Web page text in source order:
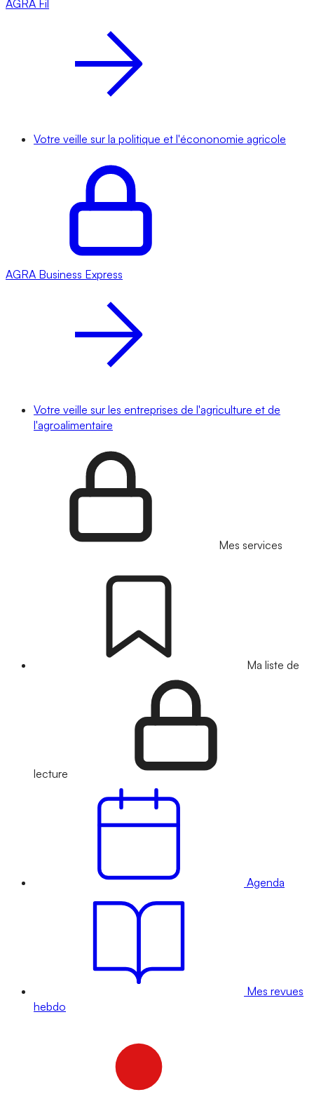
AGRA Fil
Votre veille sur la politique et l'écononomie agricole
AGRA Business Express
Votre veille sur les entreprises de l'agriculture et de
l'agroalimentaire
Mes services
Ma liste de
lecture
Agenda
Mes revues
hebdo